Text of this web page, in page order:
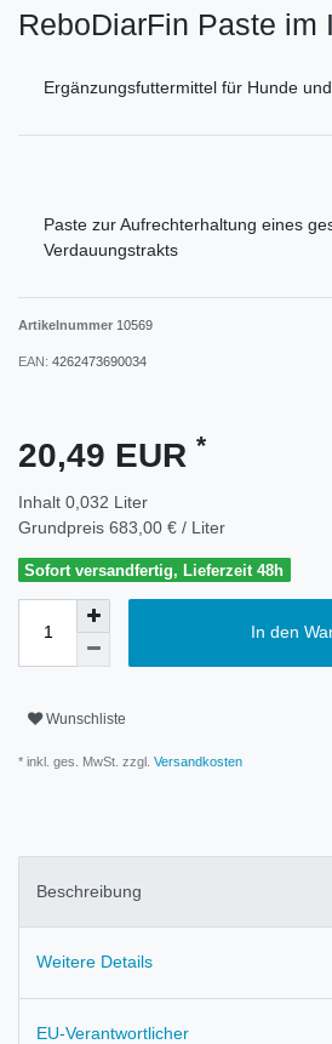
ReboDiarFin Paste im
Ergänzungsfuttermittel für Hunde
Paste zur Aufrechterhaltung eines
Verdauungstrakts
Artikelnummer 10569
EAN: 4262473690034
20,49 EUR *
Inhalt 0,032 Liter
Grundpreis 683,00 € / Liter
Sofort versandfertig, Lieferzeit 48h
In den
Wunschliste
* inkl. ges. MwSt. zzgl. Versandkosten
Beschreibung
Weitere Details
EU-Verantwortlicher